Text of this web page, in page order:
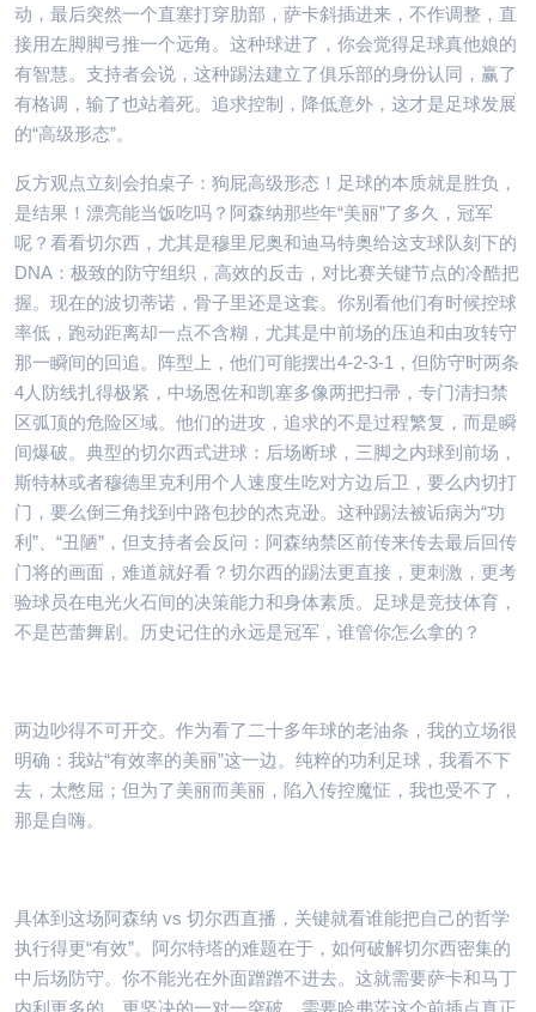
动，最后突然一个直塞打穿肋部，萨卡斜插进来，不作调整，直
接用左脚脚弓推一个远角。这种球进了，你会觉得足球真他娘的
有智慧。支持者会说，这种踢法建立了俱乐部的身份认同，赢了
有格调，输了也站着死。追求控制，降低意外，这才是足球发展
的“高级形态”。
反方观点立刻会拍桌子：狗屁高级形态！足球的本质就是胜负，
是结果！漂亮能当饭吃吗？阿森纳那些年“美丽”了多久，冠军
呢？看看切尔西，尤其是穆里尼奥和迪马特奥给这支球队刻下的
DNA：极致的防守组织，高效的反击，对比赛关键节点的冷酷把
握。现在的波切蒂诺，骨子里还是这套。你别看他们有时候控球
率低，跑动距离却一点不含糊，尤其是中前场的压迫和由攻转守
那一瞬间的回追。阵型上，他们可能摆出4-2-3-1，但防守时两条
4人防线扎得极紧，中场恩佐和凯塞多像两把扫帚，专门清扫禁
区弧顶的危险区域。他们的进攻，追求的不是过程繁复，而是瞬
间爆破。典型的切尔西式进球：后场断球，三脚之内球到前场，
斯特林或者穆德里克利用个人速度生吃对方边后卫，要么内切打
门，要么倒三角找到中路包抄的杰克逊。这种踢法被诟病为“功
利”、“丑陋”，但支持者会反问：阿森纳禁区前传来传去最后回传
门将的画面，难道就好看？切尔西的踢法更直接，更刺激，更考
验球员在电光火石间的决策能力和身体素质。足球是竞技体育，
不是芭蕾舞剧。历史记住的永远是冠军，谁管你怎么拿的？
两边吵得不可开交。作为看了二十多年球的老油条，我的立场很
明确：我站“有效率的美丽”这一边。纯粹的功利足球，我看不下
去，太憋屈；但为了美丽而美丽，陷入传控魔怔，我也受不了，
那是自嗨。
具体到这场阿森纳 vs 切尔西直播，关键就看谁能把自己的哲学
执行得更“有效”。阿尔特塔的难题在于，如何破解切尔西密集的
中后场防守。你不能光在外面蹭蹭不进去。这就需要萨卡和马丁
内利更多的、更坚决的一对一突破，需要哈弗茨这个前插点真正